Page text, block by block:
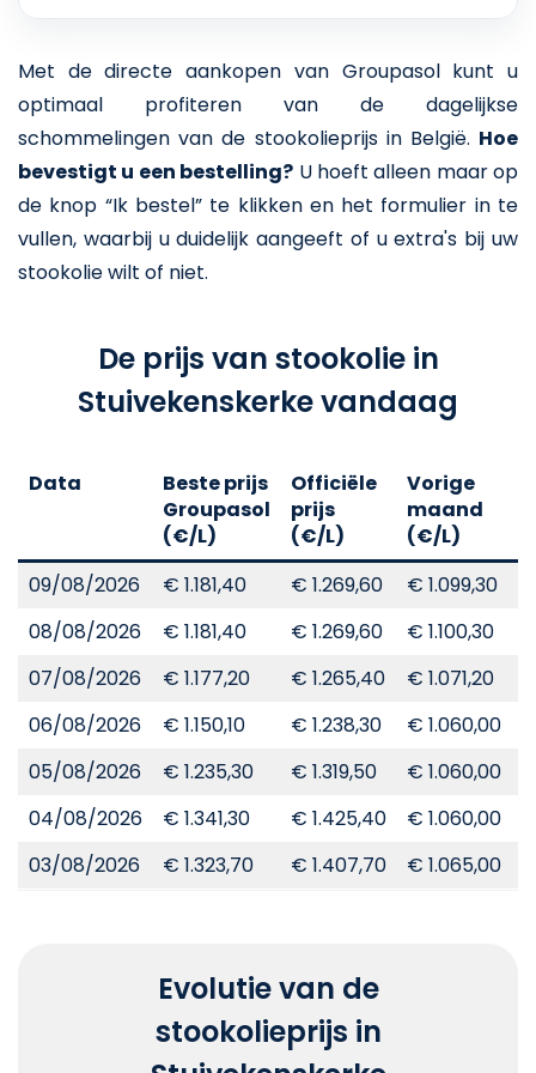
Met de directe aankopen van Groupasol kunt u
optimaal profiteren van de dagelijkse
schommelingen van de stookolieprijs in België. Hoe
bevestigt u een bestelling? U hoeft alleen maar op
de knop “Ik bestel” te klikken en het formulier in te
vullen, waarbij u duidelijk aangeeft of u extra's bij uw
stookolie wilt of niet.
De prijs van stookolie in
Stuivekenskerke vandaag
Data
Beste prijs
Groupasol
(€/L)
Officiële
prijs
(€/L)
Vorige
maand
(€/L)
09/08/2026
€ 1.181,40 € 1.269,60 € 1.099,30
08/08/2026
€ 1.181,40 € 1.269,60 € 1.100,30
07/08/2026
€ 1.177,20 € 1.265,40 € 1.071,20
06/08/2026
€ 1.150,10 € 1.238,30 € 1.060,00
05/08/2026
€ 1.235,30 € 1.319,50 € 1.060,00
04/08/2026
€ 1.341,30 € 1.425,40 € 1.060,00
03/08/2026
€ 1.323,70 € 1.407,70 € 1.065,00
Evolutie van de
stookolieprijs in